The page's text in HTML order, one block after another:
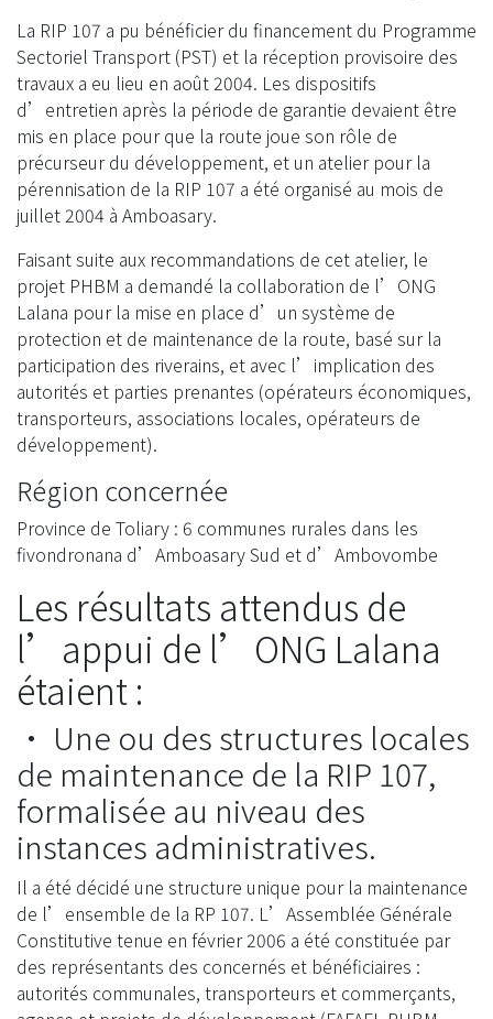
La RIP 107 a pu bénéficier du financement du Programme
Sectoriel Transport (PST) et la réception provisoire des
travaux a eu lieu en août 2004. Les dispositifs
d’entretien après la période de garantie devaient être
mis en place pour que la route joue son rôle de
précurseur du développement, et un atelier pour la
pérennisation de la RIP 107 a été organisé au mois de
juillet 2004 à Amboasary.
Faisant suite aux recommandations de cet atelier, le
projet PHBM a demandé la collaboration de l’ONG
Lalana pour la mise en place d’un système de
protection et de maintenance de la route, basé sur la
participation des riverains, et avec l’implication des
autorités et parties prenantes (opérateurs économiques,
transporteurs, associations locales, opérateurs de
développement).
Région concernée
Province de Toliary : 6 communes rurales dans les
fivondronana d’Amboasary Sud et d’Ambovombe
Les résultats attendus de
l’appui de l’ONG Lalana
étaient :
• Une ou des structures locales
de maintenance de la RIP 107,
formalisée au niveau des
instances administratives.
Il a été décidé une structure unique pour la maintenance
de l’ensemble de la RP 107. L’Assemblée Générale
Constitutive tenue en février 2006 a été constituée par
des représentants des concernés et bénéficiaires :
autorités communales, transporteurs et commerçants,